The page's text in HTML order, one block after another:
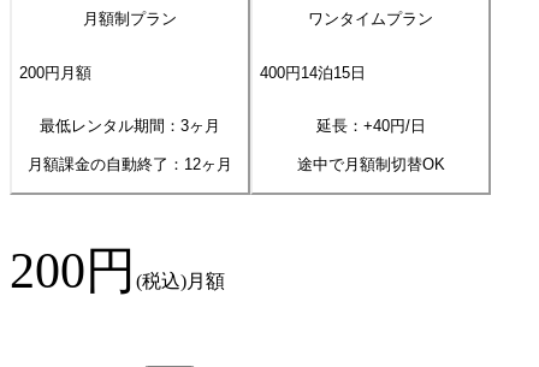
月額制プラン
200円 月額
最低レンタル期間：3ヶ月
月額課金の自動終了： 12ヶ月
ワンタイムプラン
400円14泊15日
延長：+40円/日
途中で月額制切替OK
200円 (税込)月額